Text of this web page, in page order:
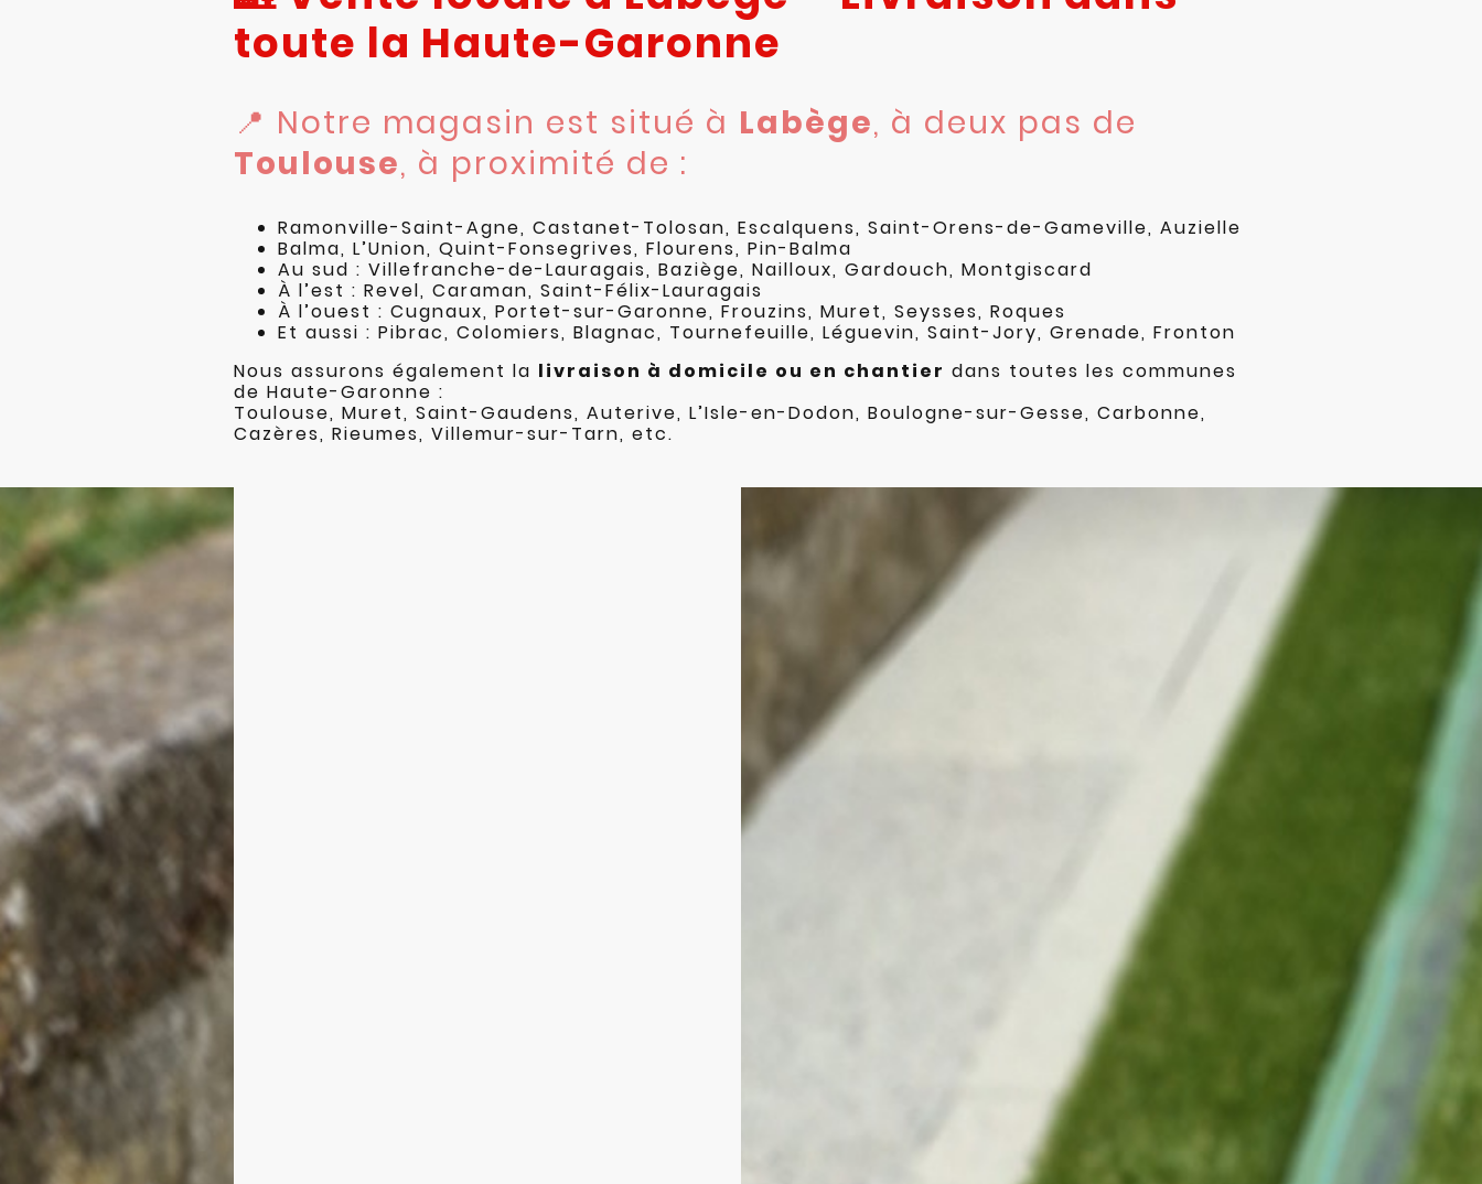
toute la Haute-Garonne
📍 Notre magasin est situé à Labège, à deux pas de
Toulouse, à proximité de :
Ramonville-Saint-Agne, Castanet-Tolosan, Escalquens, Saint-Orens-de-Gameville, Auzielle
Balma, L’Union, Quint-Fonsegrives, Flourens, Pin-Balma
Au sud : Villefranche-de-Lauragais, Baziège, Nailloux, Gardouch, Montgiscard
À l’est : Revel, Caraman, Saint-Félix-Lauragais
À l’ouest : Cugnaux, Portet-sur-Garonne, Frouzins, Muret, Seysses, Roques
Et aussi : Pibrac, Colomiers, Blagnac, Tournefeuille, Léguevin, Saint-Jory, Grenade, Fronton
Nous assurons également la livraison à domicile ou en chantier dans toutes les communes
de Haute-Garonne :
Toulouse, Muret, Saint-Gaudens, Auterive, L’Isle-en-Dodon, Boulogne-sur-Gesse, Carbonne,
Cazères, Rieumes, Villemur-sur-Tarn, etc.